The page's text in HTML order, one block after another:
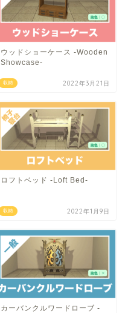
収納
ウッドショーケース -Wooden
Showcase-
2022年3月21日
収納
ロフトベッド -Loft Bed-
2022年1月9日
カーバンクルワードローブ -